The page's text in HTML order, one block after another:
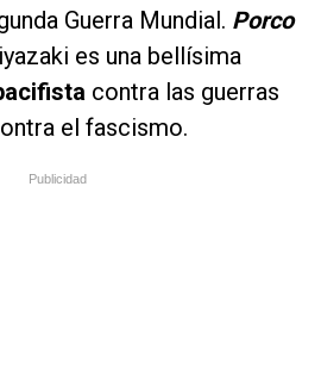
Guerra Mundial. Porco
es una bellísima
contra las guerras
el fascismo.
Publicidad